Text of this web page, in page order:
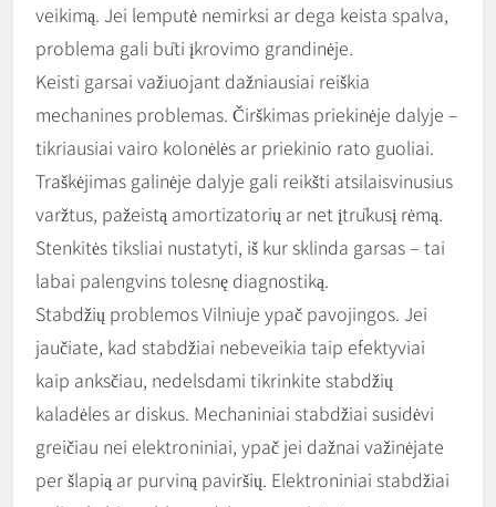
veikimą. Jei lemputė nemirksi ar dega keista spalva,
problema gali būti įkrovimo grandinėje.
Keisti garsai važiuojant dažniausiai reiškia
mechanines problemas. Čirškimas priekinėje dalyje –
tikriausiai vairo kolonėlės ar priekinio rato guoliai.
Traškėjimas galinėje dalyje gali reikšti atsilaisvinusius
varžtus, pažeistą amortizatorių ar net įtrūkusį rėmą.
Stenkitės tiksliai nustatyti, iš kur sklinda garsas – tai
labai palengvins tolesnę diagnostiką.
Stabdžių problemos Vilniuje ypač pavojingos. Jei
jaučiate, kad stabdžiai nebeveikia taip efektyviai
kaip anksčiau, nedelsdami tikrinkite stabdžių
kaladėles ar diskus. Mechaniniai stabdžiai susidėvi
greičiau nei elektroniniai, ypač jei dažnai važinėjate
per šlapią ar purviną paviršių. Elektroniniai stabdžiai